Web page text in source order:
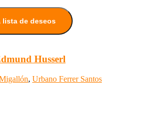
lista de deseos
Husserl
, Urbano Ferrer Santos